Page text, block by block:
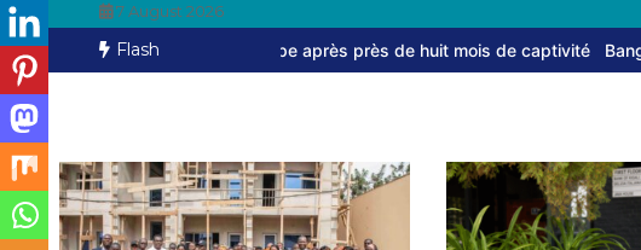
7 August 2026
Flash
après près de huit mois de captivité Bangui: dernier hommage à El